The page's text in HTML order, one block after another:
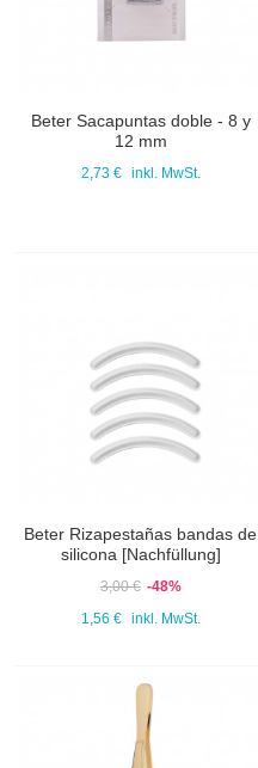
Beter Sacapuntas doble - 8 y
12 mm
2,73 € inkl. MwSt.
Beter Rizapestañas bandas de
silicona [Nachfüllung]
3,00 € -48%
1,56 € inkl. MwSt.